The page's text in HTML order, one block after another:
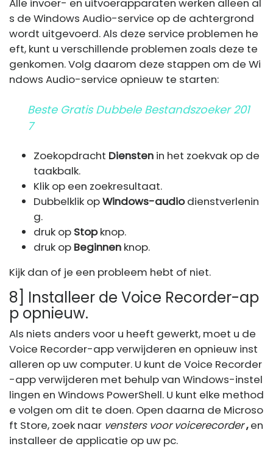
Alle invoer- en uitvoerapparaten werken alleen al
s de Windows Audio-service op de achtergrond
wordt uitgevoerd. Als deze service problemen he
eft, kunt u verschillende problemen zoals deze te
genkomen. Volg daarom deze stappen om de Wi
ndows Audio-service opnieuw te starten:
Beste Gratis Dubbele Bestandszoeker 201
7
Zoekopdracht Diensten in het zoekvak op de
taakbalk.
Klik op een zoekresultaat.
Dubbelklik opWindows-audiodienstverlenin
g.
druk op Stopknop.
druk op Beginnen knop.
Kijk dan of je een probleem hebt of niet.
8] Installeer de Voice Recorder-ap
p opnieuw.
Als niets anders voor u heeft gewerkt, moet u de
Voice Recorder-app verwijderen en opnieuw inst
alleren op uw computer. U kunt de Voice Recorder
-app verwijderen met behulp van Windows-instel
lingen en Windows PowerShell. U kunt elke method
e volgen om dit te doen. Open daarna de Microso
ft Store, zoek naar vensters voor voicerecorder,en
installeer de applicatie op uw pc.